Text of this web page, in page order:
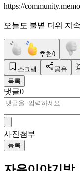
https://
오늘도 불볕 더위 지
추천0
스크랩 공유
목록
댓글0
사진첨부
등록